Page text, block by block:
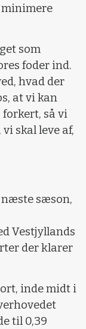
som
foder ind.
hvad der
at vi kan
så vi
skal leve af,
sæson,
Vestjyllands
der klarer
inde midt i
til 0,39